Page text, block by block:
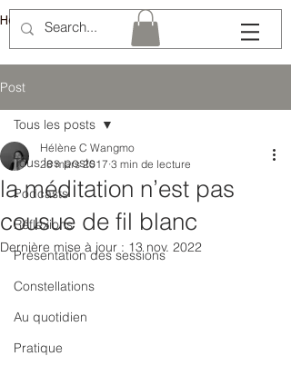
Hélène Lémery
Post
Tous les posts
Podcasts
Réflexions
Présentation des sessions
Constellations
Au quotidien
Pratique
Tous les posts
la méditation n’est pas
cousue de fil blanc
Hélène C Wangmo
28 mars 2017 3 min de lecture
Dernière mise à jour : 13 nov. 2022